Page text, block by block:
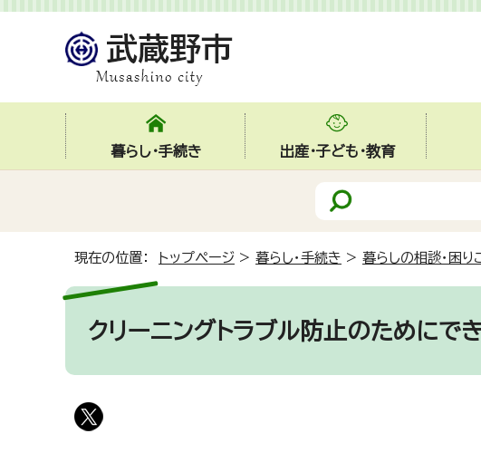
暮らし・手続き 出産・子ども・教育
現在の位置： トップページ > 暮らし・手続き > 暮らしの相談・困り
クリーニングトラブル防止のためにで